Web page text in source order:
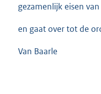
gezamenlijk eisen van
en gaat over tot de
Van Baarle